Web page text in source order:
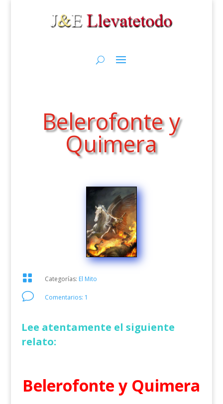
Belerofonte y
Quimera
 Categorías: El Mito
v Comentarios: 1
Lee atentamente el siguiente
relato:
Belerofonte y Quimera